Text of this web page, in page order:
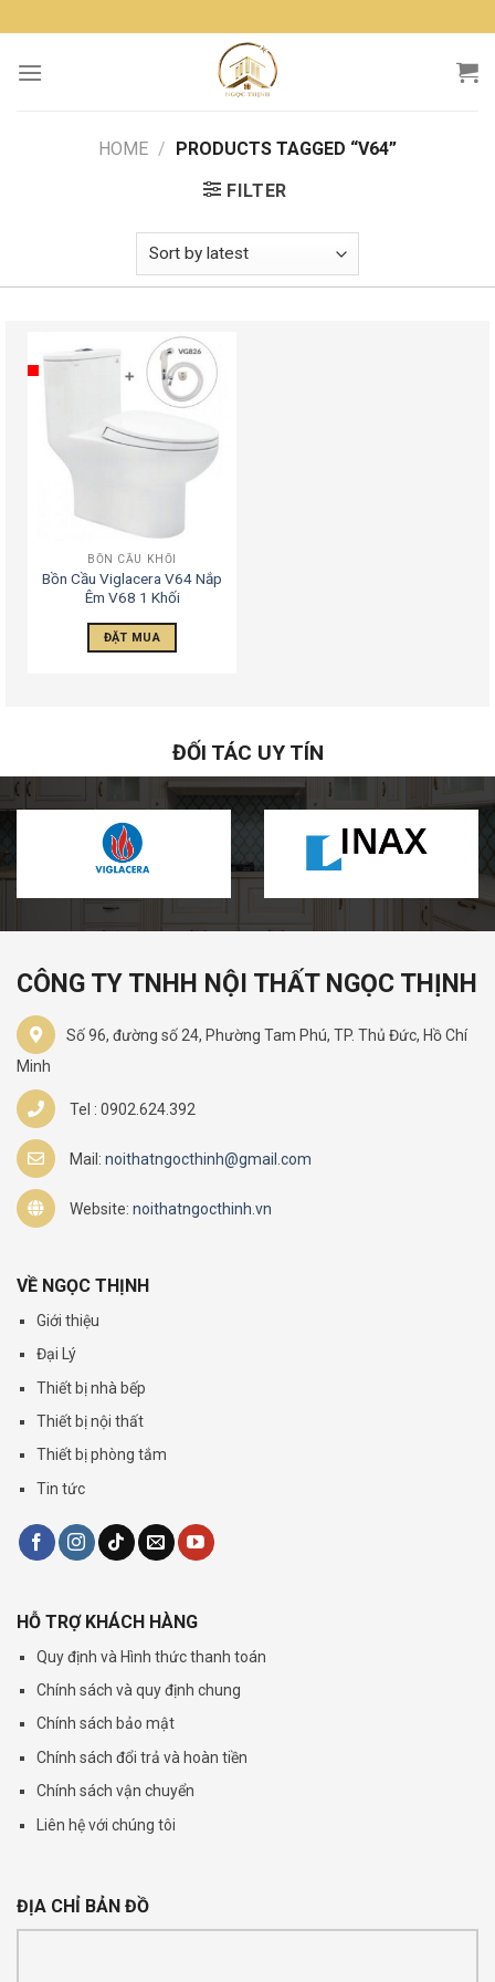
to
content
HOME / PRODUCTS TAGGED “V64”
FILTER
BỒN CẦU KHỐI
Bồn Cầu Viglacera V64 Nắp
Êm V68 1 Khối
ĐẶT MUA
ĐỐI TÁC UY TÍN
CÔNG TY TNHH NỘI THẤT NGỌC THỊNH
Số 96, đường số 24, Phường Tam Phú, TP. Thủ Đức, Hồ Chí
Minh
Tel : 0902.624.392
Mail: noithatngocthinh@gmail.com
Website: noithatngocthinh.vn
VỀ NGỌC THỊNH
Giới thiệu
Đại Lý
Thiết bị nhà bếp
Thiết bị nội thất
Thiết bị phòng tắm
Tin tức
HỖ TRỢ KHÁCH HÀNG
Quy định và Hình thức thanh toán
Chính sách và quy định chung
Chính sách bảo mật
Chính sách đổi trả và hoàn tiền
Chính sách vận chuyển
Liên hệ với chúng tôi
ĐỊA CHỈ BẢN ĐỒ